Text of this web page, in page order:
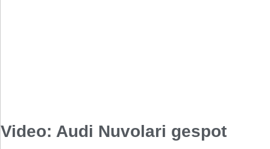
Video: Audi Nuvolari gespot